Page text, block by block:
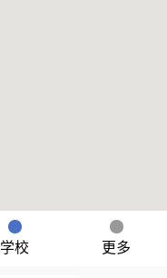
学校 更多